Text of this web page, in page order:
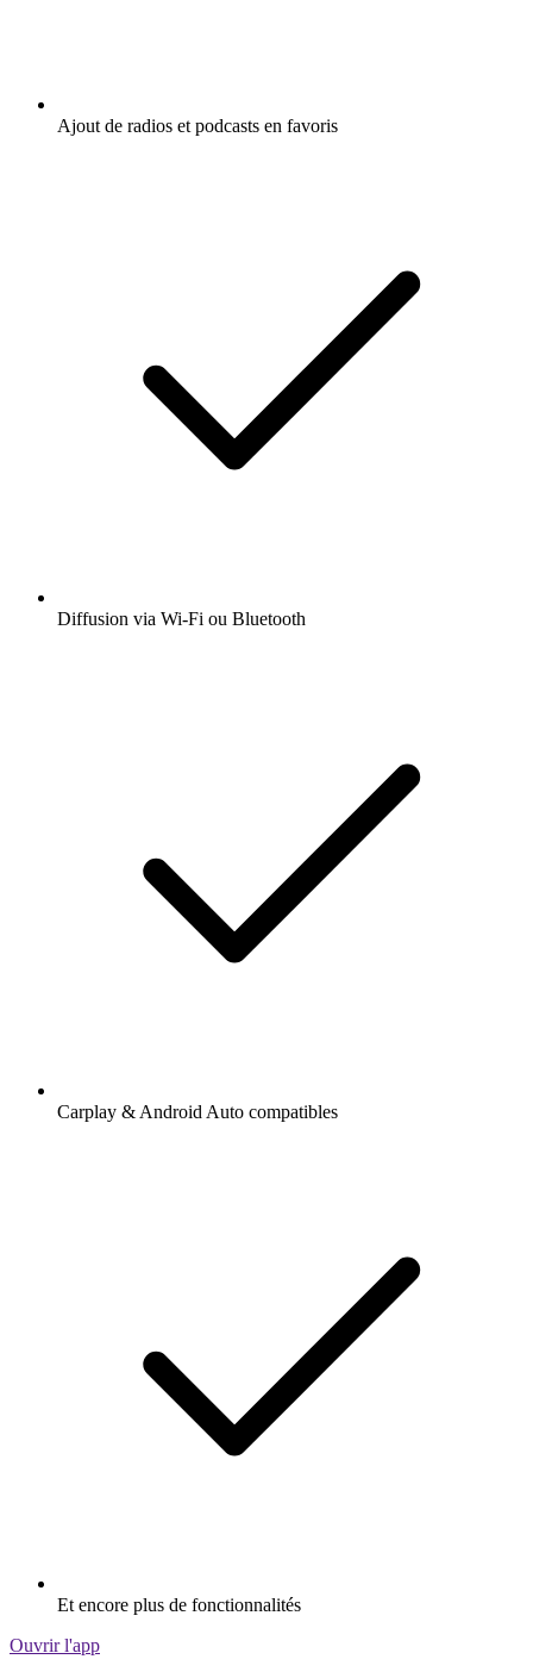
Ajout de radios et podcasts en favoris
Diffusion via Wi-Fi ou Bluetooth
Carplay & Android Auto compatibles
Et encore plus de fonctionnalités
Ouvrir l'app